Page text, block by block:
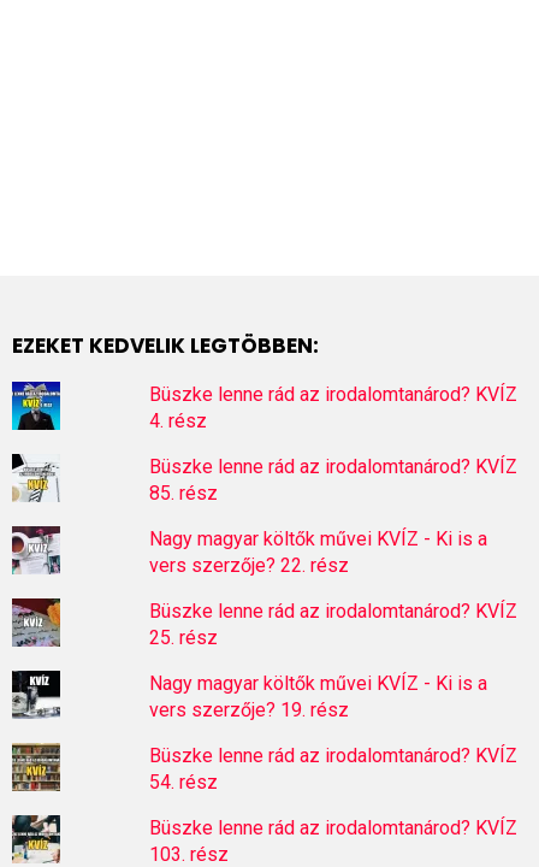
EZEKET KEDVELIK LEGTÖBBEN:
Büszke lenne rád az irodalomtanárod? KVÍZ
4. rész
Büszke lenne rád az irodalomtanárod? KVÍZ
85. rész
Nagy magyar költők művei KVÍZ - Ki is a
vers szerzője? 22. rész
Büszke lenne rád az irodalomtanárod? KVÍZ
25. rész
Nagy magyar költők művei KVÍZ - Ki is a
vers szerzője? 19. rész
Büszke lenne rád az irodalomtanárod? KVÍZ
54. rész
Büszke lenne rád az irodalomtanárod? KVÍZ
103. rész